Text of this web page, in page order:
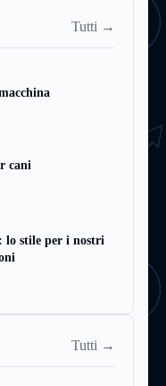
Tutti →
cani
lo stile per i nostri
Tutti →